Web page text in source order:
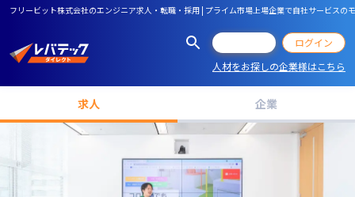
フリービット株式会社のエンジニア求人・転職・採用 | プライム市場上場企業で自社サービス
ログイン
人材をお探しの企業様はこちら
求人 企業